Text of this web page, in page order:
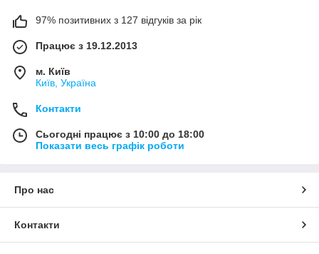
97% позитивних з 127 відгуків за рік
Працює з 19.12.2013
м. Київ
Київ, Україна
Контакти
Сьогодні працює з 10:00 до 18:00
Показати весь графік роботи
Про нас
Контакти